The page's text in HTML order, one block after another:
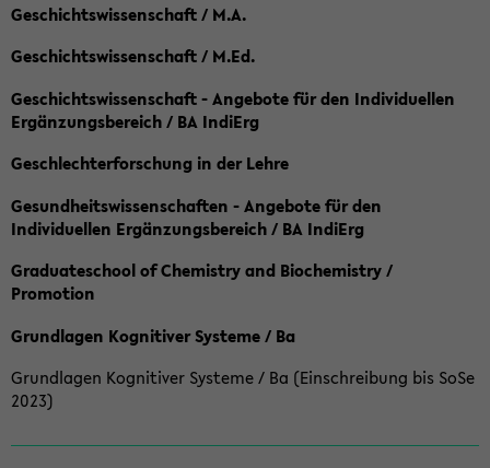
Geschichtswissenschaft / M.A.
Geschichtswissenschaft / M.Ed.
Geschichtswissenschaft - Angebote für den Individuellen
Ergänzungsbereich / BA IndiErg
Geschlechterforschung in der Lehre
Gesundheitswissenschaften - Angebote für den
Individuellen Ergänzungsbereich / BA IndiErg
Graduateschool of Chemistry and Biochemistry /
Promotion
Grundlagen Kognitiver Systeme / Ba
Grundlagen Kognitiver Systeme / Ba (Einschreibung bis SoSe
2023)